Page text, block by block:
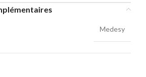
Medesy